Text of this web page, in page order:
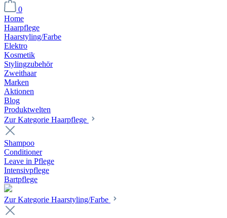
0
Home
Haarpflege
Haarstyling/Farbe
Elektro
Kosmetik
Stylingzubehör
Zweithaar
Marken
Aktionen
Blog
Produktwelten
Zur Kategorie Haarpflege
Shampoo
Conditioner
Leave in Pflege
Intensivpflege
Bartpflege
Zur Kategorie Haarstyling/Farbe